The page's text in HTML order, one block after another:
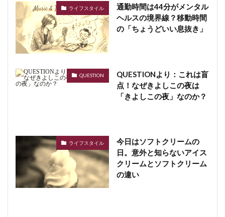
ライフスタイル
通勤時間は44分がメンタル
ヘルスの境界線？移動時間
の「ちょうどいい息抜き」
QUESTION
QUESTIONより：これは盲
点！なぜきよしこの夜は
「きよしこの夜」なのか？
ライフスタイル
今日はソフトクリームの
日。意外と知らないアイス
クリームとソフトクリーム
の違い